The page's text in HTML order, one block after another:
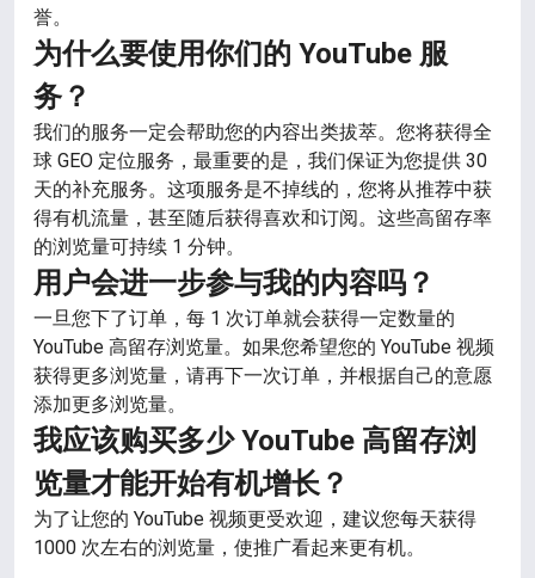
誉。
为什么要使用你们的 YouTube 服
务？
我们的服务一定会帮助您的内容出类拔萃。您将获得全
球 GEO 定位服务，最重要的是，我们保证为您提供 30
天的补充服务。这项服务是不掉线的，您将从推荐中获
得有机流量，甚至随后获得喜欢和订阅。这些高留存率
的浏览量可持续 1 分钟。
用户会进一步参与我的内容吗？
一旦您下了订单，每 1 次订单就会获得一定数量的
YouTube 高留存浏览量。如果您希望您的 YouTube 视频
获得更多浏览量，请再下一次订单，并根据自己的意愿
添加更多浏览量。
我应该购买多少 YouTube 高留存浏
览量才能开始有机增长？
为了让您的 YouTube 视频更受欢迎，建议您每天获得
1000 次左右的浏览量，使推广看起来更有机。